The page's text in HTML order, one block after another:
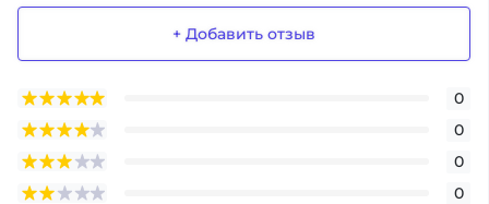
+ Добавить отзыв
0
0
0
0